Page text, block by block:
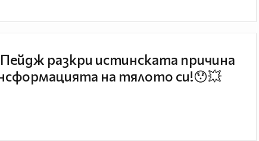
разкри истинската причина
на тялото си!😯💥